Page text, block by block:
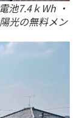
池7.4ｋWh ・
光の無料メン